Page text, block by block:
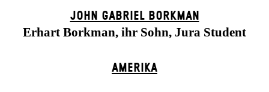
JOHN GABRIEL BORKMAN
Erhart Borkman, ihr Sohn, Jura Student
AMERIKA